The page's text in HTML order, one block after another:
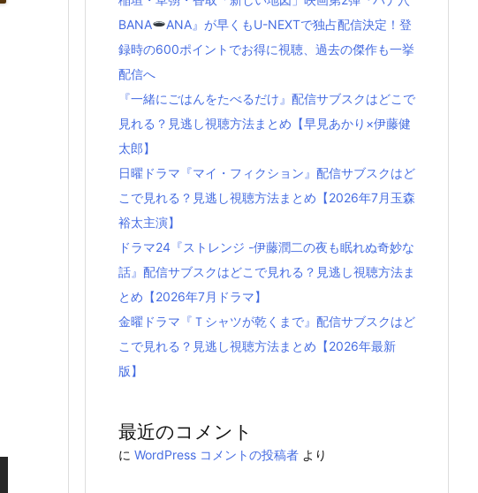
BANA
ANA』が早くもU-NEXTで独占配信決定！登
録時の600ポイントでお得に視聴、過去の傑作も一挙
配信へ
『一緒にごはんをたべるだけ』配信サブスクはどこで
見れる？見逃し視聴方法まとめ【早見あかり×伊藤健
太郎】
日曜ドラマ『マイ・フィクション』配信サブスクはど
こで見れる？見逃し視聴方法まとめ【2026年7月玉森
裕太主演】
ドラマ24『ストレンジ -伊藤潤二の夜も眠れぬ奇妙な
話』配信サブスクはどこで見れる？見逃し視聴方法ま
とめ【2026年7月ドラマ】
金曜ドラマ『Ｔシャツが乾くまで』配信サブスクはど
こで見れる？見逃し視聴方法まとめ【2026年最新
版】
最近のコメント
に WordPress コメントの投稿者 より